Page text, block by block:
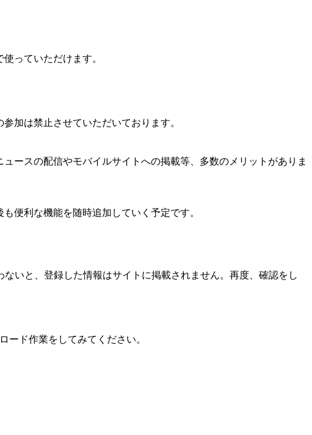
っていただけます。
加は禁止させていただいております。
ースの配信やモバイルサイトへの掲載等、多数のメリットがありま
便利な機能を随時追加していく予定です。
いと、登録した情報はサイトに掲載されません。再度、確認をし
ード作業をしてみてください。